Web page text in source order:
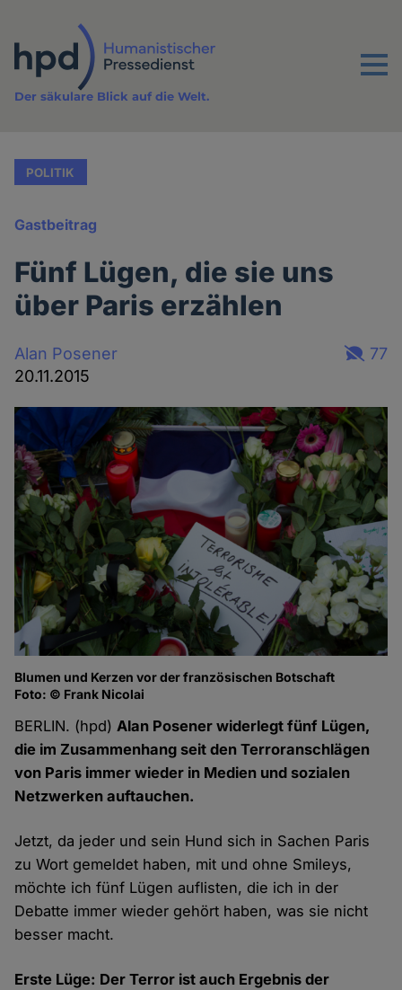
Inhalt
Menu
Der säkulare Blick auf die Welt.
POLITIK
Gastbeitrag
Fünf Lügen, die sie uns
über Paris erzählen
Alan Posener
20.11.2015
77
Blumen und Kerzen vor der französischen Botschaft
Foto: © Frank Nicolai
BERLIN. (hpd)Alan Posener widerlegt fünf Lügen,
die im Zusammenhang seit den Terroranschlägen
von Paris immer wieder in Medien und sozialen
Netzwerken auftauchen.
Jetzt, da jeder und sein Hund sich in Sachen Paris
zu Wort gemeldet haben, mit und ohne Smileys,
möchte ich fünf Lügen auflisten, die ich in der
Debatte immer wieder gehört haben, was sie nicht
besser macht.
Erste Lüge: Der Terror ist auch Ergebnis der